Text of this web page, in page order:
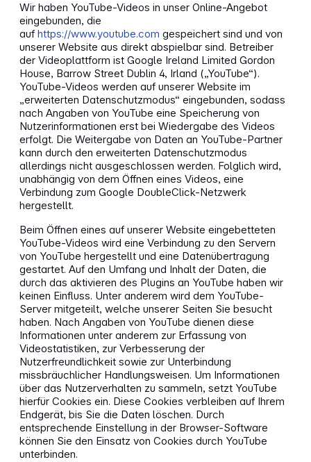
Wir haben YouTube-Videos in unser Online-Angebot
eingebunden, die
aufhttps://www.youtube.com gespeichert sind und von
unserer Website aus direkt abspielbar sind. Betreiber
der Videoplattform ist Google Ireland Limited Gordon
House, Barrow Street Dublin 4, Irland („YouTube“).
YouTube-Videos werden auf unserer Website im
„erweiterten Datenschutzmodus“ eingebunden, sodass
nach Angaben von YouTube eine Speicherung von
Nutzerinformationen erst bei Wiedergabe des Videos
erfolgt. Die Weitergabe von Daten an YouTube-Partner
kann durch den erweiterten Datenschutzmodus
allerdings nicht ausgeschlossen werden. Folglich wird,
unabhängig von dem Öffnen eines Videos, eine
Verbindung zum Google DoubleClick-Netzwerk
hergestellt.
Beim Öffnen eines auf unserer Website eingebetteten
YouTube-Videos wird eine Verbindung zu den Servern
von YouTube hergestellt und eine Datenübertragung
gestartet. Auf den Umfang und Inhalt der Daten, die
durch das aktivieren des Plugins an YouTube haben wir
keinen Einfluss. Unter anderem wird dem YouTube-
Server mitgeteilt, welche unserer Seiten Sie besucht
haben. Nach Angaben von YouTube dienen diese
Informationen unter anderem zur Erfassung von
Videostatistiken, zur Verbesserung der
Nutzerfreundlichkeit sowie zur Unterbindung
missbräuchlicher Handlungsweisen. Um Informationen
über das Nutzerverhalten zu sammeln, setzt YouTube
hierfür Cookies ein. Diese Cookies verbleiben auf Ihrem
Endgerät, bis Sie die Daten löschen. Durch
entsprechende Einstellung in der Browser-Software
können Sie den Einsatz von Cookies durch YouTube
unterbinden.